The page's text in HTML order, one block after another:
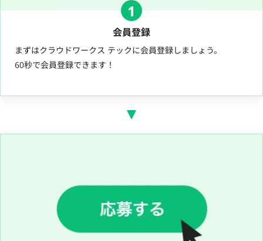
1
会員登録
まずはクラウドワークス テックに会員登録しましょう。
60秒で会員登録できます！